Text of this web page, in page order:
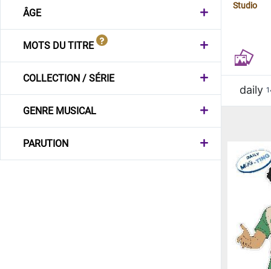
ÂGE
MOTS DU TITRE
COLLECTION / SÉRIE
GENRE MUSICAL
PARUTION
Studio
daily